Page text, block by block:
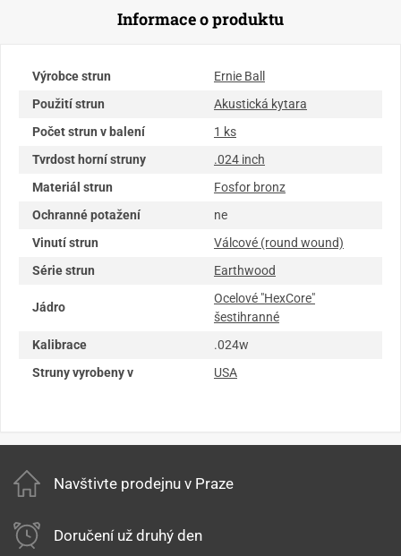
Informace o produktu
Výrobce strun
Ernie Ball
Použití strun
Akustická kytara
Počet strun v balení
1 ks
Tvrdost horní struny
.024 inch
Materiál strun
Fosfor bronz
Ochranné potažení
ne
Vinutí strun
Válcové (round wound)
Série strun
Earthwood
Jádro
Ocelové "HexCore"
šestihranné
Kalibrace
.024w
Struny vyrobeny v
USA
Navštivte prodejnu v Praze
Doručení už druhý den